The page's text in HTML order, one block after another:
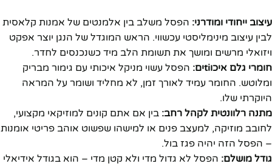
עיצוב ייחודי ומודרני: הפסל משלב בין אלמנטים של אמנות קלאסית
לבין עיצוב מינימליסטי עכשווי. הראש המוגדל של הנגן יוצר אפקט
ויזואלי מרשים ומושך את תשומת הלב מיד כשנכנסים לחדר.
חומרי גלם איכוtiים:
הפסל עשוי מניקל איכותי עם גימור מבריק
ומלוטש. החומר עמיד לאורך זמן, לא מחליד ושומר על המראה
היוקרתי שלו.
מתנה רלוונטית לקהל רחב: בין אם אתם קונים למוזיקאי מקצועי,
לחובב מוזיקה, למעצב פנים או למישהו שפשוט אוהב פריטי אומנות
– הפסל הזה יהיה פגז בול.
גודל מושלם: הפסל לא גדול מדי ולא קטן מדי – הוא בגודל אידיאלי